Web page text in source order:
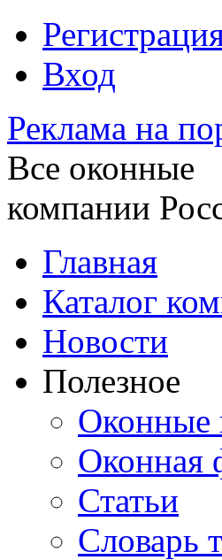
Вход
Реклама на
Все оконные
компании
Главная
Каталог
Новости
Полезное
Оконные
Оконная
Статьи
Словарь